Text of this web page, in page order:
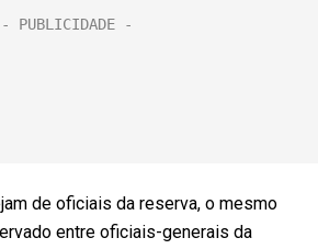
de oficiais da reserva, o mesmo
entre oficiais-generais da